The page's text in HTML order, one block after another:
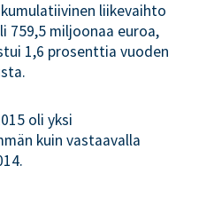
liikevaihto
759,5 miljoonaa euroa,
1,6 prosenttia vuoden
oli yksi
kuin vastaavalla